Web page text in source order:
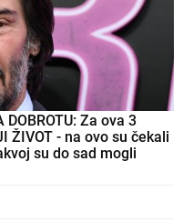
Za ova 3
ŽIVOT - na ovo su čekali
su do sad mogli